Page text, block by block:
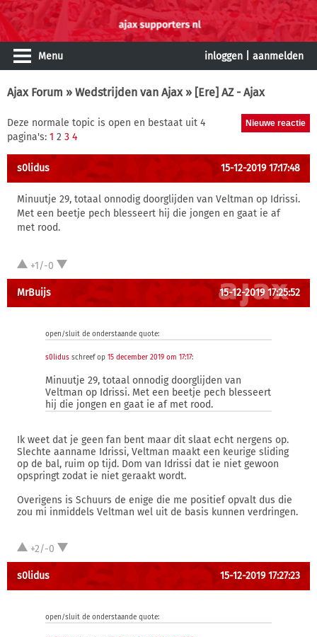
Menu inloggen aanmelden
Ajax Forum » Wedstrijden van Ajax» [Ere] AZ - Ajax
Deze normale topic is open en bestaat uit 4
pagina's: 1 2 3 4
s0lidus 15-12-2019 17:17:48
Minuutje 29, totaal onnodig doorglijden van Veltman op Idrissi.
Met een beetje pech blesseert hij die jongen en gaat ie af
met rood.
+1/-0
MrBuijs 15-12-2019 17:25:52
open/sluit de onderstaande quote:
s0lidus schreef op 15 december 2019 om 17:17:
Minuutje 29, totaal onnodig doorglijden van
Veltman op Idrissi. Met een beetje pech blesseert
hij die jongen en gaat ie af met rood.
Ik weet dat je geen fan bent maar dit slaat echt nergens op.
Slechte aanname Idrissi, Veltman maakt een keurige sliding
op de bal, ruim op tijd. Dom van Idrissi dat ie niet gewoon
opspringt zodat ie niet geraakt wordt.
Overigens is Schuurs de enige die me positief opvalt dus die
zou mi inmiddels Veltman wel uit de basis kunnen verdringen.
+2/-0
s0lidus 15-12-2019 17:27:23
open/sluit de onderstaande quote: